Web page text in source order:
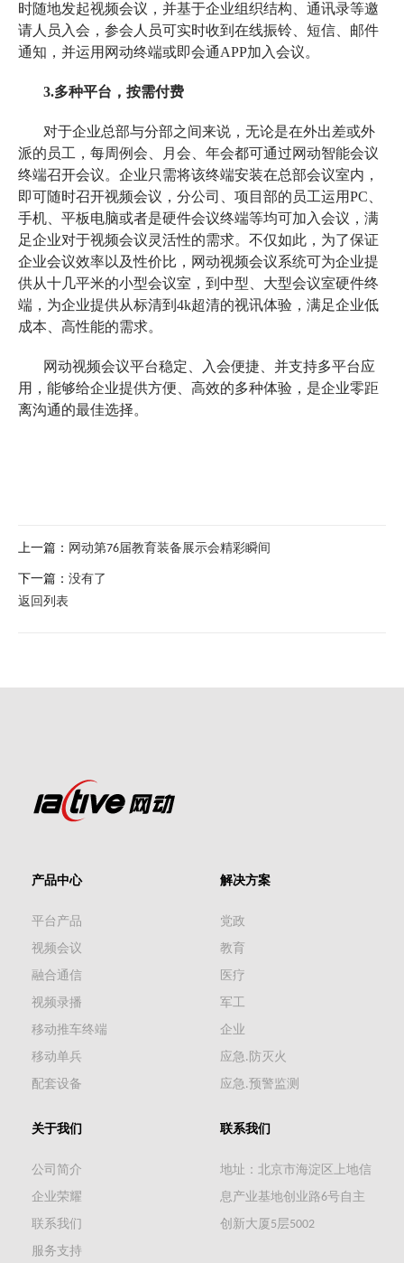
时随地发起视频会议，并基于企业组织结构、通讯录等邀
请人员入会，参会人员可实时收到在线振铃、短信、邮件
通知，并运用网动终端或即会通APP加入会议。
3.多种平台，按需付费
对于企业总部与分部之间来说，无论是在外出差或外
派的员工，每周例会、月会、年会都可通过网动智能会议
终端召开会议。企业只需将该终端安装在总部会议室内，
即可随时召开视频会议，分公司、项目部的员工运用PC、
手机、平板电脑或者是硬件会议终端等均可加入会议，满
足企业对于视频会议灵活性的需求。不仅如此，为了保证
企业会议效率以及性价比，网动视频会议系统可为企业提
供从十几平米的小型会议室，到中型、大型会议室硬件终
端，为企业提供从标清到4k超清的视讯体验，满足企业低
成本、高性能的需求。
网动视频会议平台稳定、入会便捷、并支持多平台应
用，能够给企业提供方便、高效的多种体验，是企业零距
离沟通的最佳选择。
上一篇： 网动第76届教育装备展示会精彩瞬间
下一篇： 没有了
返回列表
产品中心
平台产品
视频会议
融合通信
视频录播
移动推车终端
移动单兵
配套设备
解决方案
党政
教育
医疗
军工
企业
应急.防灭火
应急.预警监测
关于我们
公司简介
企业荣耀
联系我们
服务支持
联系我们
地址：北京市海淀区上地信
息产业基地创业路6号自主
创新大厦5层5002